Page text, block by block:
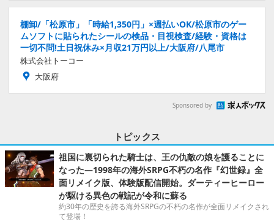
棚卸/「松原市」「時給1,350円」×週払いOK/松原市のゲー
ムソフトに貼られたシールの検品・目視検査/経験・資格は
一切不問!土日祝休み×月収21万円以上/大阪府/八尾市
株式会社トーコー
大阪府
Sponsored by
トピックス
祖国に裏切られた騎士は、王の仇敵の娘を護ることに
なった―1998年の海外SRPG不朽の名作『幻世録』全
面リメイク版、体験版配信開始。ダーティーヒーロー
が駆ける異色の戦記が令和に蘇る
約30年の歴史を誇る海外SRPGの不朽の名作が全面リメイクされ
て登場！